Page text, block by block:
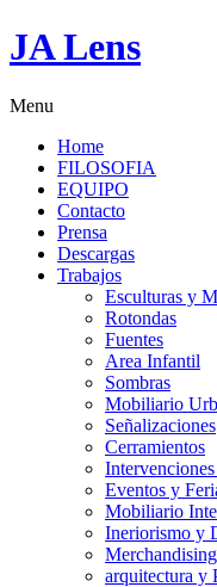
JA Lens
Menu
Home
FILOSOFIA
EQUIPO
Contacto
Prensa
Descargas
Trabajos
Esculturas y
Rotondas
Fuentes
Area Infantil
Sombras
Mobiliario
Señalizaciones
Cerramientos
Eventos y
Mobiliario
Ineriorismo y
arquitectura y